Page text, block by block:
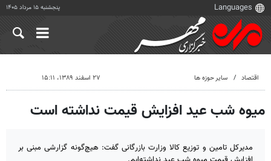
پنجشنبه ۱۵ مرداد ۱۴۰۵
اقتصاد سایر حوزه ها ۲۷ اسفند ۱۳۸۹، ۱۵:۱۱
میوه شب عید افزایش قیمت نداشته است
مدیرکل تامین و توزیع کالا وزارت بازرگانی گفت: هیچ‌گونه گزارشی مبنی بر